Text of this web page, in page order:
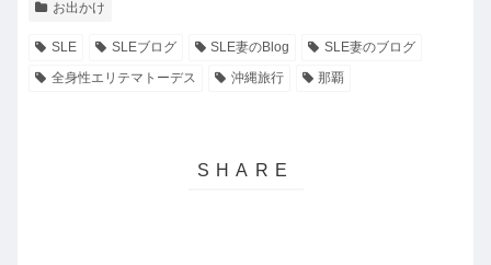
お出かけ
SLE SLEブログ SLE妻のBlog
SLE妻のブログ
全身性エリテマトーデス
沖縄旅行 那覇